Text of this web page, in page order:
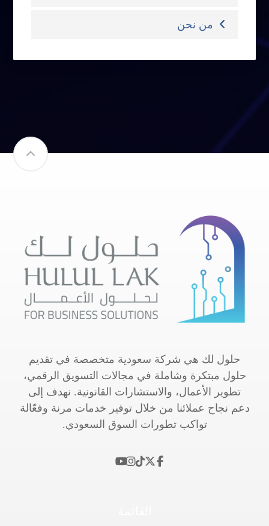
من نحن
حلول لك هي شركة سعودية متخصصة في تقديم
حلول مبتكرة وشاملة في مجالات التسويق الرقمي،
تطوير الأعمال، والاستشارات القانونية. نهدف إلى
دعم نجاح عملائنا من خلال توفير خدمات مرنة وفعّالة
تواكب تطورات السوق السعودي.